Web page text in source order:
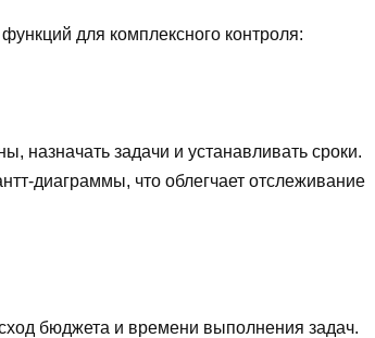
для комплексного контроля:
назначать задачи и устанавливать сроки.
диаграммы, что облегчает отслеживание
бюджета и времени выполнения задач.